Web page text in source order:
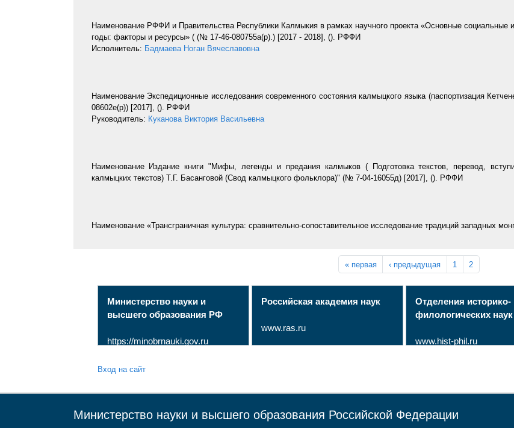
Наименование РФФИ и Правительства Республики Калмыкия в рамках научного проекта «Основные социальные
годы: факторы и ресурсы» ( (№ 17-46-080755а(р).) [2017- 2018], (). РФФИ
Исполнитель: Бадмаева Ноган Вячеславовна
Наименование Экспедиционные исследования современного состояния калмыцкого языка (паспортизация
08602е(р)) [2017], (). РФФИ
Руководитель: Куканова Виктория Васильевна
Наименование
Издание книги "Мифы, легенды и предания калмыков ( Подготовка текстов, перевод,
калмыцких текстов) Т.Г. Басанговой (Cвод калмыцкого фольклора)" (№ 7-04-16055д) [2017], (). РФФИ
Наименование «Трансграничная культура: сравнительно-сопоставительное исследование традиций западных
« первая ‹ предыдущая 1 2
Министерство науки и
высшего образования РФ
https://minobrnauki.gov.ru
Российская академия наук
www.ras.ru
Отделения историко-
филологических
www.hist-phil.ru
Вход на сайт
Министерство науки и высшего образования Российской Федерации